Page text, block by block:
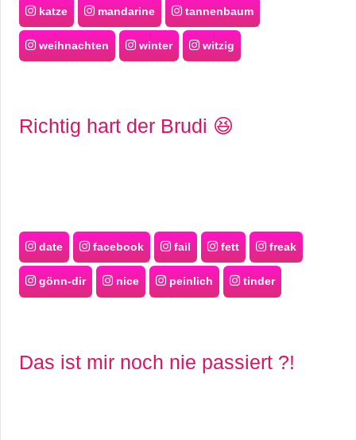
katze mandarine tannenbaum
weihnachten winter witzig
Richtig hart der Brudi 😆
date facebook fail fett freak
gönn-dir nice peinlich tinder
Das ist mir noch nie passiert ?!